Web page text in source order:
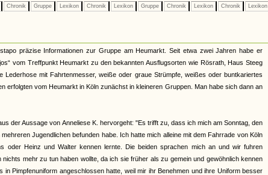
Chronik Gruppe Lexikon Chronik Lexikon Gruppe Chronik Lexikon Chronik Lexikon
präzise Informationen zur Gruppe am Heumarkt. Seit etwa zwei Jahren habe er
vom Treffpunkt Heumarkt zu den bekannten Ausflugsorten wie Rösrath, Haus Steeg
Lederhose mit Fahrtenmesser, weiße oder graue Strümpfe, weißes oder buntkariertes
erfolgten vom Heumarkt in Köln zunächst in kleineren Gruppen. Man habe sich dann an
der Aussage von Anneliese K. hervorgeht: "Es trifft zu, dass ich mich am Sonntag, den
Jugendlichen befunden habe. Ich hatte mich alleine mit dem Fahrrade von Köln
oder Heinz und Walter kennen lernte. Die beiden sprachen mich an und wir fuhren
mehr zu tun haben wollte, da ich sie früher als zu gemein und gewöhnlich kennen
Pimpfenuniform angeschlossen hatte, weil mir ihr Benehmen und ihre Uniform besser